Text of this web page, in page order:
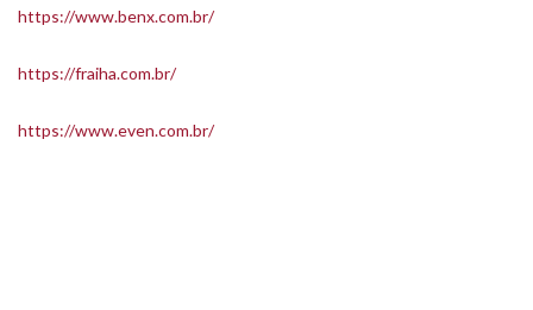
https://www.benx.com.br/
https://fraiha.com.br/
https://www.even.com.br/